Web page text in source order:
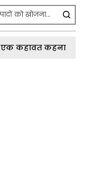
एक कहावत कहना